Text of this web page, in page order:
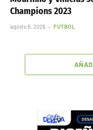
Champions 2023
agosto 6, 2026 FÚTBOL